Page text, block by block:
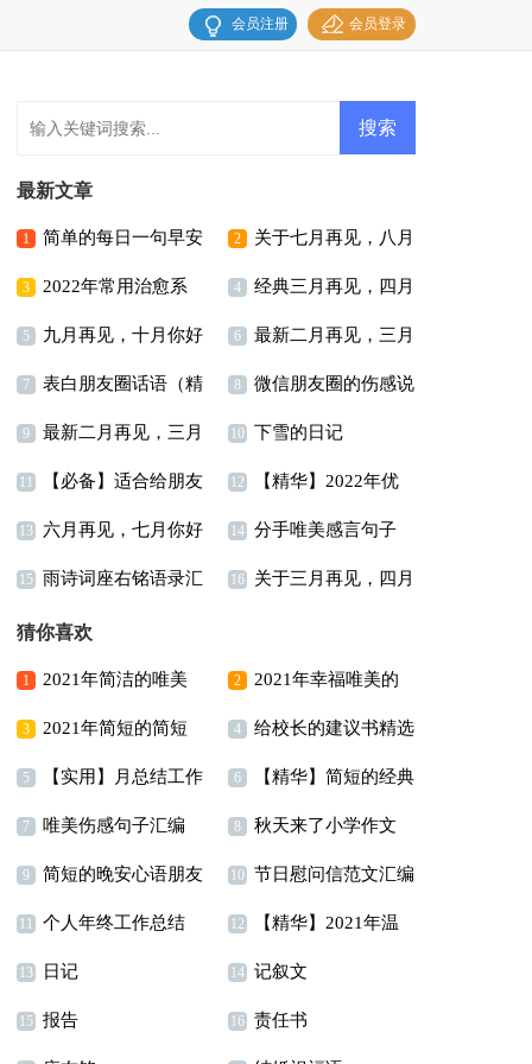
会员登录
会员注册
最新文章
1 简单的每日一句早安
朋友圈问候语锦集36条
2 关于七月再见，八月
你好个性句子座右铭
（精选70句）
3 2022年常用治愈系
早安心语朋友圈集合33
句
4 经典三月再见，四月
你好个性座右铭句子大
全（精选60句）
5 九月再见，十月你好
语录座右铭汇总70句
6 最新二月再见，三月
你好个性座右铭大全
100句
7 表白朋友圈话语（精
选30句）
8 微信朋友圈的伤感说
说(15篇)
9 最新二月再见，三月
你好座右铭说说大全
100句精选
10 下雪的日记
11 【必备】适合给朋友
的早安朋友圈问候语49
条
12 【精华】2022年优
美的早安朋友圈问候语
集合38条
13 六月再见，七月你好
说说座右铭汇总（通用
70句）
14 分手唯美感言句子
（精选90句）
15 雨诗词座右铭语录汇
总70句
16 关于三月再见，四月
30句）
猜你喜欢
1 2021年简洁的唯美
的情感句子合集95条
2 2021年幸福唯美的
句子汇总90句
3 2021年简短的简短
经典语录汇编46句
4 给校长的建议书精选
15篇
5 【实用】月总结工作
计划4篇
6 【精华】简短的经典
语录锦集78条
7 唯美伤感句子汇编
80句
8 秋天来了小学作文
9 简短的晚安心语朋友
圈27条
10 节日慰问信范文汇编
9篇
11 个人年终工作总结
(集锦15篇)
12 【精华】2021年温
馨的早安心语朋友圈大
合集67条
13 日记 14 记叙文
15 报告 16 责任书